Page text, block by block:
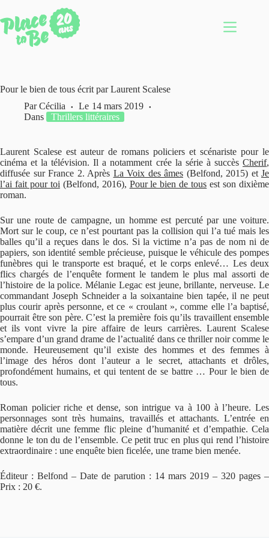
au
contenu
Pour le bien de tous écrit par Laurent Scalese
Par Cécilia Le 14 mars 2019
Dans
Thrillers littéraires
Laurent Scalese est auteur de romans policiers et scénariste pour le
cinéma et la télévision. Il a notamment crée la série à succès Cherif,
diffusée sur France 2. Après La Voix des âmes (Belfond, 2015) et Je
l’ai fait pour toi (Belfond, 2016), Pour le bien de tous est son dixième
roman.
Sur une route de campagne, un homme est percuté par une voiture.
Mort sur le coup, ce n’est pourtant pas la collision qui l’a tué mais les
balles qu’il a reçues dans le dos. Si la victime n’a pas de nom ni de
papiers, son identité semble précieuse, puisque le véhicule des pompes
funèbres qui le transporte est braqué, et le corps enlevé… Les deux
flics chargés de l’enquête forment le tandem le plus mal assorti de
l’histoire de la police. Mélanie Legac est jeune, brillante, nerveuse. Le
commandant Joseph Schneider a la soixantaine bien tapée, il ne peut
plus courir après personne, et ce « croulant », comme elle l’a baptisé,
pourrait être son père. C’est la première fois qu’ils travaillent ensemble
et ils vont vivre la pire affaire de leurs carrières. Laurent Scalese
s’empare d’un grand drame de l’actualité dans ce thriller noir comme le
monde. Heureusement qu’il existe des hommes et des femmes à
l’image des héros dont l’auteur a le secret, attachants et drôles,
profondément humains, et qui tentent de se battre … Pour le bien de
tous.
Roman policier riche et dense, son intrigue va à 100 à l’heure. Les
personnages sont très humains, travaillés et attachants. L’entrée en
matière décrit une femme flic pleine d’humanité et d’empathie. Cela
donne le ton du de l’ensemble. Ce petit truc en plus qui rend l’histoire
extraordinaire : une enquête bien ficelée, une trame bien menée.
Éditeur : Belfond – Date de parution : 14 mars 2019 – 320 pages –
Prix : 20 €.